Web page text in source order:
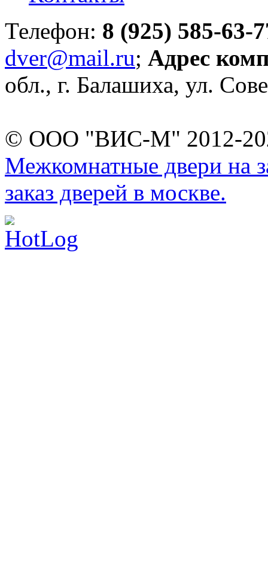
Телефон: 8 (925) 585-63-
dver@mail.ru; Адрес
обл., г. Балашиха, ул.
© ООО "ВИС-М" 2012-
Межкомнатные двери на
заказ дверей в москве.